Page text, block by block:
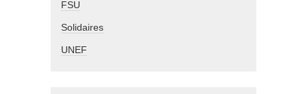
FSU
Solidaires
UNEF